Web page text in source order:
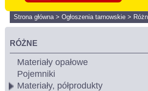
Strona główna> Ogłoszenia tarnowskie >
RÓŻNE
Materiały opałowe
Pojemniki
Materiały, półprodukty